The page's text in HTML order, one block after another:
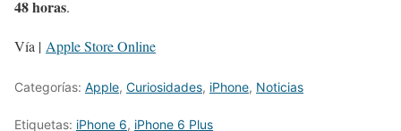
48 horas.
Vía | Apple Store Online
Categorías: Apple, Curiosidades, iPhone, Noticias
Etiquetas: iPhone 6, iPhone 6 Plus